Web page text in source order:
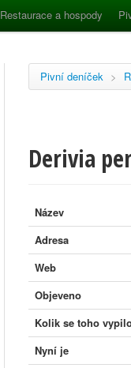
Restaurace a hospody
Pivní deníček >
Derivia
Název
Adresa
Web
Objeveno
Kolik se toho
Nyní je